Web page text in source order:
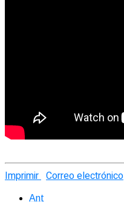
Imprimir Correo electrónico
Ant